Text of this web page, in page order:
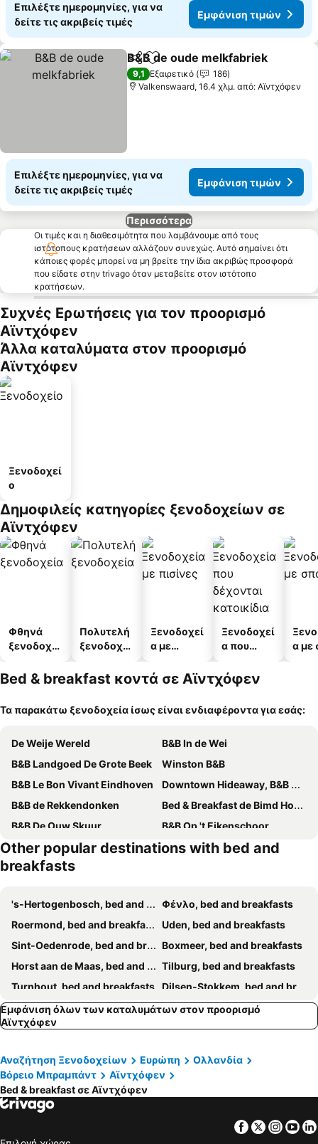
Επιλέξτε ημερομηνίες, για να
δείτε τις ακριβείς τιμές
Εμφάνιση τιμών
Κοινοποίηση
Προσθήκη στα αγαπημένα
B&B de oude melkfabriek
9,1 Εξαιρετικό
186
Valkenswaard, 16.4 χλμ. από: Αϊντχόφεν
Επιλέξτε ημερομηνίες, για να
δείτε τις ακριβείς τιμές
Εμφάνιση τιμών
Περισσότερα
Οι τιμές και η διαθεσιμότητα που λαμβάνουμε από τους
ιστότοπους κρατήσεων αλλάζουν συνεχώς. Αυτό σημαίνει ότι
κάποιες φορές μπορεί να μη βρείτε την ίδια ακριβώς προσφορά
που είδατε στην trivago όταν μεταβείτε στον ιστότοπο
κρατήσεων.
Συχνές Ερωτήσεις για τον προορισμό
Αϊντχόφεν
Άλλα καταλύματα στον προορισμό
Αϊντχόφεν
Ξενοδοχεί
ο
Δημοφιλείς κατηγορίες ξενοδοχείων σε
Αϊντχόφεν
Φθηνά
ξενοδοχεί
Πολυτελή
ξενοδοχεί
Ξενοδοχεί
α με
Ξενοδοχεί
α που
κατοικίδι
α
α με
Bed & breakfast κοντά σε Αϊντχόφεν
Τα παρακάτω ξενοδοχεία ίσως είναι ενδιαφέροντα για εσάς:
De Weije Wereld
B&B In de Wei
B&B Landgoed De Grote Beek
Winston B&B
B&B Le Bon Vivant Eindhoven
Downtown Hideaway, B&B Grand Deluxe
B&B de Rekkendonken
Bed & Breakfast de Bimd Hoeve
B&B De Ouw Skuur
B&B Op 't Eikenschoor
BB Sunshine
Other popular destinations with bed and
breakfasts
's-Hertogenbosch, bed and breakfasts
Φένλο, bed and breakfasts
Roermond, bed and breakfasts
Uden, bed and breakfasts
Sint-Oedenrode, bed and breakfasts
Boxmeer, bed and breakfasts
Horst aan de Maas, bed and breakfasts
Tilburg, bed and breakfasts
Turnhout, bed and breakfasts Dilsen-Stokkem, bed and breakfasts
Boxtel, bed and breakfasts
Roggel, bed and breakfasts
Maasdriel, bed and breakfasts
Cuijk, bed and breakfasts
Ohé en Laak, bed and breakfasts
Baarlo, bed and breakfasts
Oosterhout, bed and breakfasts
Oss, bed and breakfasts
Helmond, bed and breakfasts
Εμφάνιση όλων των καταλυμάτων στον προορισμό
Αϊντχόφεν
Αναζήτηση Ξενοδοχείων Ευρώπη
Ολλανδία
Βόρειο Μπραμπάντ
Αϊντχόφεν
Bed & breakfast σε Αϊντχόφεν
Facebook
Twitter